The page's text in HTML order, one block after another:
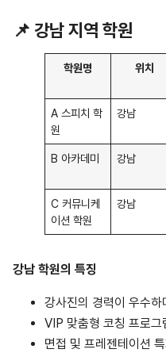
📌 강남 지역 학원
학원명 위치
A 스피치 학
원
강남
B 아카데미 강남
C 커뮤니케
이션 학원
강남
강남 학원의 특징
강사진의 경력이 우수
VIP 맞춤형 코칭 프로그
면접 및 프레젠테이션